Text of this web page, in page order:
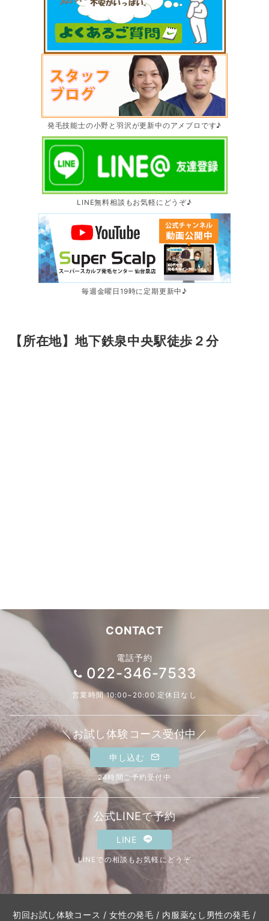
発毛技能士の小野と羽沢が更新中のアメブロです♪
LINE無料相談もお気軽にどうぞ♪
毎週金曜日19時に定期更新中♪
【所在地】地下鉄泉中央駅徒歩２分
CONTACT
電話予約
022-346-7533
営業時間 10:00~20:00 定休日なし
＼お試し体験コース受付中／
申し込む
24時間ご予約受付中
公式LINEで予約
LINE
LINEでの相談もお気軽にどうぞ
初回お試し体験コース /女性の発毛 / 内服薬なし男性の発毛 /